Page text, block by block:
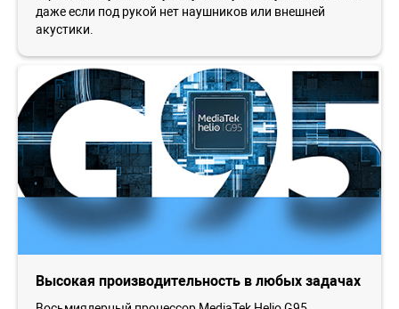
даже если под рукой нет наушников или внешней
акустики.
Высокая производительность в любых задачах